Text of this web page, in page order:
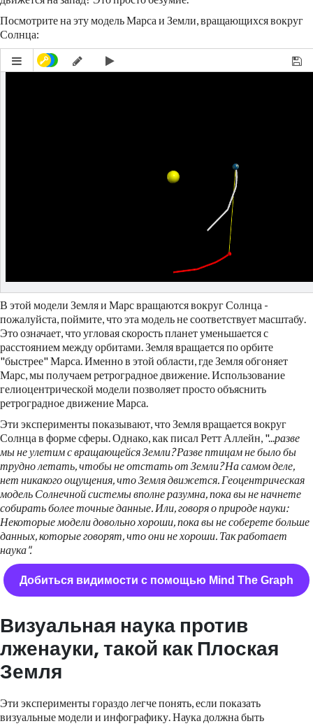
Посмотрите на эту модель Марса и Земли, вращающихся вокруг
Солнца:
В этой модели Земля и Марс вращаются вокруг Солнца -
пожалуйста, поймите, что эта модель не соответствует масштабу.
Это означает, что угловая скорость планет уменьшается с
расстоянием между орбитами. Земля вращается по орбите
"быстрее" Марса. Именно в этой области, где Земля обгоняет
Марс, мы получаем ретроградное движение. Использование
гелиоцентрической модели позволяет просто объяснить
ретроградное движение Марса.
Эти эксперименты показывают, что Земля вращается вокруг
Солнца в форме сферы. Однако, как писал Ретт Аллейн, "... разве
мы не улетим с вращающейся Земли? Разве птицам не было бы
трудно летать, чтобы не отстать от Земли? На самом деле,
нет никакого ощущения, что Земля движется. Геоцентрическая
модель Солнечной системы вполне разумна, пока вы не начнете
собирать более точные данные. Или, говоря о природе науки:
Некоторые модели довольно хороши, пока вы не соберете больше
данных, которые говорят, что они не хороши. Так работает
наука".
Добиться видимости с помощью Mind The Graph
Визуальная наука против
лженауки, такой как Плоская
Земля
Эти эксперименты гораздо легче понять, если показать
визуальные модели и инфографику. Наука должна быть